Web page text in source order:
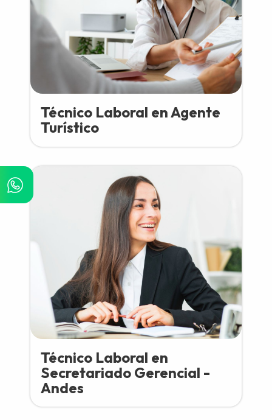
Técnico Laboral en Agente
Turístico
Técnico Laboral en
Secretariado Gerencial -
Andes